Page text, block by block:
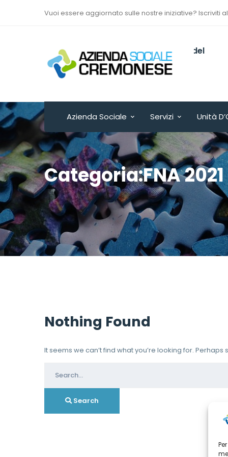
Vuoi essere aggiornato sulle nostre iniziative? Iscriviti
Via Sant’Antonio del
Fuoco n. 9/A
Cremona - ITALY
Azienda Sociale Servizi Unità
Categoria:FNA 2021
Nothing Found
It seems we can’t find what you’re looking for.
for:
Search